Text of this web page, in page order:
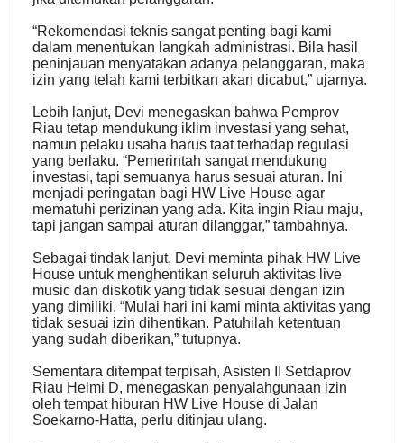
“Rekomendasi teknis sangat penting bagi kami
dalam menentukan langkah administrasi. Bila hasil
peninjauan menyatakan adanya pelanggaran, maka
izin yang telah kami terbitkan akan dicabut,” ujarnya.
Lebih lanjut, Devi menegaskan bahwa Pemprov
Riau tetap mendukung iklim investasi yang sehat,
namun pelaku usaha harus taat terhadap regulasi
yang berlaku. “Pemerintah sangat mendukung
investasi, tapi semuanya harus sesuai aturan. Ini
menjadi peringatan bagi HW Live House agar
mematuhi perizinan yang ada. Kita ingin Riau maju,
tapi jangan sampai aturan dilanggar,” tambahnya.
Sebagai tindak lanjut, Devi meminta pihak HW Live
House untuk menghentikan seluruh aktivitas live
music dan diskotik yang tidak sesuai dengan izin
yang dimiliki. “Mulai hari ini kami minta aktivitas yang
tidak sesuai izin dihentikan. Patuhilah ketentuan
yang sudah diberikan,” tutupnya.
Sementara ditempat terpisah, Asisten II Setdaprov
Riau Helmi D, menegaskan penyalahgunaan izin
oleh tempat hiburan HW Live House di Jalan
Soekarno-Hatta, perlu ditinjau ulang.